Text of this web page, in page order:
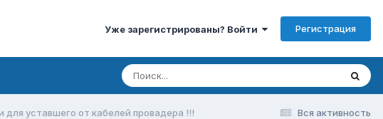
Уже зарегистрированы? Войти Регистрация
Вся активность
для уставшего от кабелей провадера !!!